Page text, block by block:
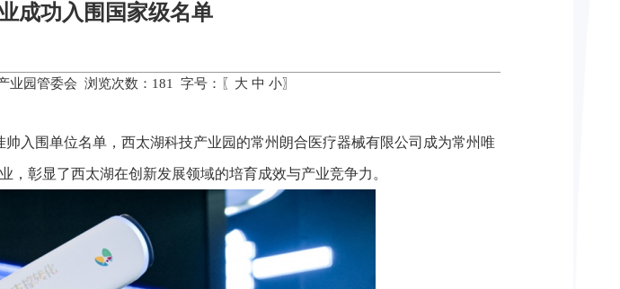
成功入围国家级名单
业园管委会 浏览次数： 181 字号：〖 大 中 小〗
入围单位名单，西太湖科技产业园的常州朗合医疗器械有限公司成为常州唯
彰显了西太湖在创新发展领域的培育成效与产业竞争力。